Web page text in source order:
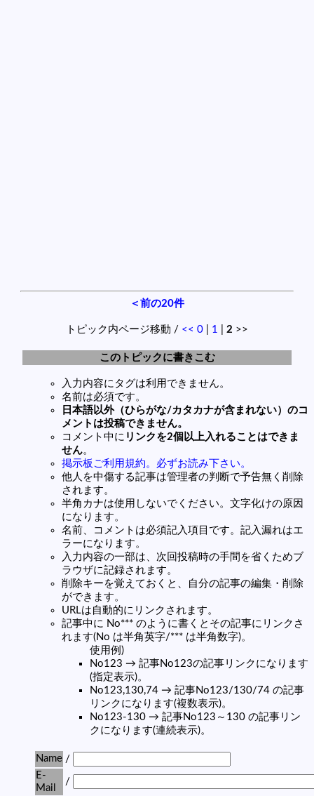
＜前の20件
トピック内ページ移動 / << 0 1 2 >>
このトピックに書きこむ
入力内容にタグは利用できません。
名前は必須です。
日本語以外（ひらがな/カタカナが含まれない）のコ
メントは投稿できません。
コメント中に リンクを2個以上入れることはできま
せん。
掲示板ご利用規約。必ずお読み下さい。
他人を中傷する記事は管理者の判断で予告無く削除
されます。
半角カナは使用しないでください。文字化けの原因
になります。
名前、コメントは必須記入項目です。記入漏れはエ
ラーになります。
入力内容の一部は、次回投稿時の手間を省くためブ
ラウザに記録されます。
削除キーを覚えておくと、自分の記事の編集・削除
ができます。
URLは自動的にリンクされます。
記事中に No*** のように書くとその記事にリンクさ
れます(No は半角英字/*** は半角数字)。
使用例)
No123 → 記事No123の記事リンクになります
(指定表示)。
No123,130,74 → 記事No123/130/74 の記事
リンクになります(複数表示)。
No123-130 → 記事No123～130 の記事リン
クになります(連続表示)。
Name /
E-
Mail
/